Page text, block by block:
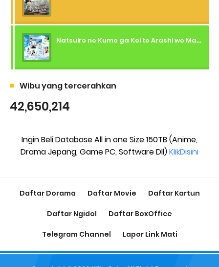
Natsuiro no Kumo ga Koi to Arashi wo Makiokosu (2026) - 01 Subtitle Indonesia
Wibu yang tercerahkan
42,650,214
Ingin Beli Database All in one Size 150TB (Anime,
Drama Jepang, Game PC, Software Dll)KlikDisini
Daftar Dorama Daftar Movie Daftar Kartun
Daftar Ngidol Daftar BoxOffice
Telegram Channel Lapor Link Mati